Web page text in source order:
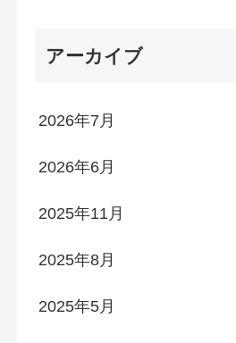
アーカイブ
2026年7月
2026年6月
2025年11月
2025年8月
2025年5月